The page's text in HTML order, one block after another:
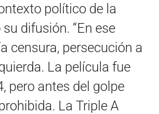
político de la
difusión. “En ese
censura, persecución a
La película fue
pero antes del golpe
La Triple A